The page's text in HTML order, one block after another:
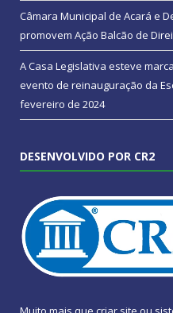
Câmara Municipal de Acará e
promovem Ação Balcão de
A Casa Legislativa esteve
evento de reinauguração da
fevereiro de 2024
DESENVOLVIDO POR CR2